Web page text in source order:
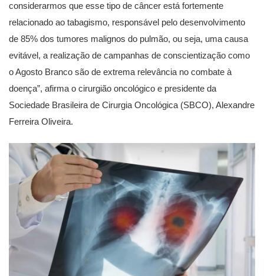
considerarmos que esse tipo de câncer está fortemente
relacionado ao tabagismo, responsável pelo desenvolvimento
de 85% dos tumores malignos do pulmão, ou seja, uma causa
evitável, a realização de campanhas de conscientização como
o Agosto Branco são de extrema relevância no combate à
doença”, afirma o cirurgião oncológico e presidente da
Sociedade Brasileira de Cirurgia Oncológica (SBCO), Alexandre
Ferreira Oliveira.